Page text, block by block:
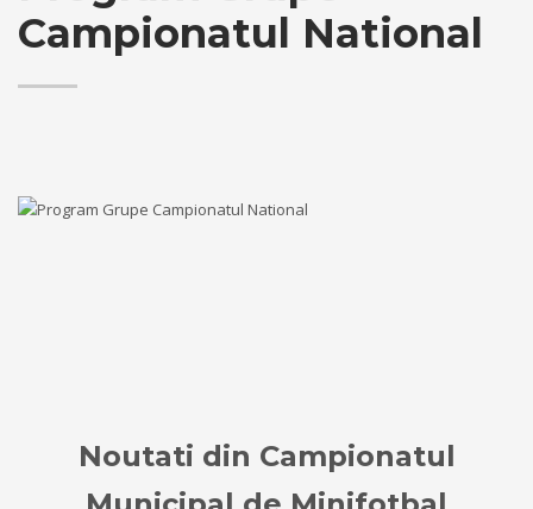
Campionatul National
Noutati din Campionatul